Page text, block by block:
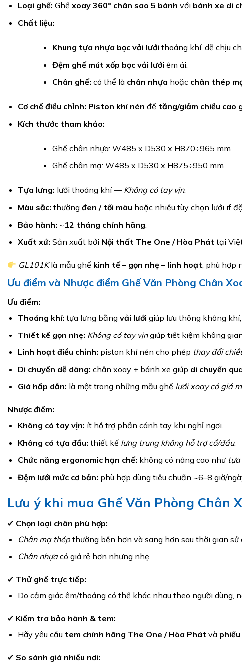
Loại ghế: Ghế xoay 360° chân sao 5 bánh với bánh xe di
Chất liệu:
Khung tựa nhựa bọc vải lưới thoáng khí, dễ chịu
Đệm ghế mút xốp bọc vải lưới êm ái.
Chân ghế: có thể là chân nhựa hoặc chân thép
Cơ chế điều chỉnh: Piston khí nén để tăng/giảm chiều cao
Kích thước tham khảo:
Ghế chân nhựa: W485 x D530 x H870÷965 mm
Ghế chân mạ: W485 x D530 x H875÷950 mm
Tựa lưng: lưới thoáng khí — Không có tay vịn.
Màu sắc: thường đen / tối màu hoặc nhiều tùy chọn lưới if
Bảo hành: ~12 tháng chính hãng
Xuất xứ: Sản xuất bởi Nội thất The One / Hòa Phát tại
GL101Klà mẫu ghế kinh tế – gọn nhẹ – linh hoạt, phù hợp
Ưu điểm và Nhược điểm Ghế Văn Phòng Chân
Ưu điểm:
Thoáng khí: tựa lưng bằng vải lưới giúp lưu thông không
Thiết kế gọn nhẹ: Không có tay vịngiúp tiết kiệm không
Linh hoạt điều chỉnh: piston khí nén cho phép thay đổi
Di chuyển dễ dàng: chân xoay + bánh xe giúp di chuyển
Giá hấp dẫn: là một trong những mẫu ghế lưới xoay có giá
Nhược điểm:
Không có tay vịn: ít hỗ trợ phần cánh tay khi nghỉ ngơi.
Không có tựa đầu: thiết kế lưng trung không hỗ trợ cổ/đầu.
Chức năng ergonomic hạn chế: không có nâng cao như tựa
Đệm lưới mức cơ bản: phù hợp dùng tiêu chuẩn ~6–8 giờ/
Lưu ý khi mua Ghế Văn Phòng Chân
✔ Chọn loại chân phù hợp:
Chân mạ thépthường bền hơn và sang hơn sau thời gian sử
Chân nhựacó giá rẻ hơn nhưng nhẹ.
✔ Thử ghế trực tiếp:
Do cảm giác êm/thoáng có thể khác nhau theo người dùng,
✔ Kiểm tra bảo hành & tem:
Hãy yêu cầu tem chính hãng The One / Hòa Phát và
✔ So sánh giá nhiều nơi: